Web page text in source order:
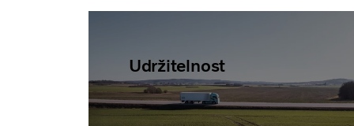
Udržitelnost